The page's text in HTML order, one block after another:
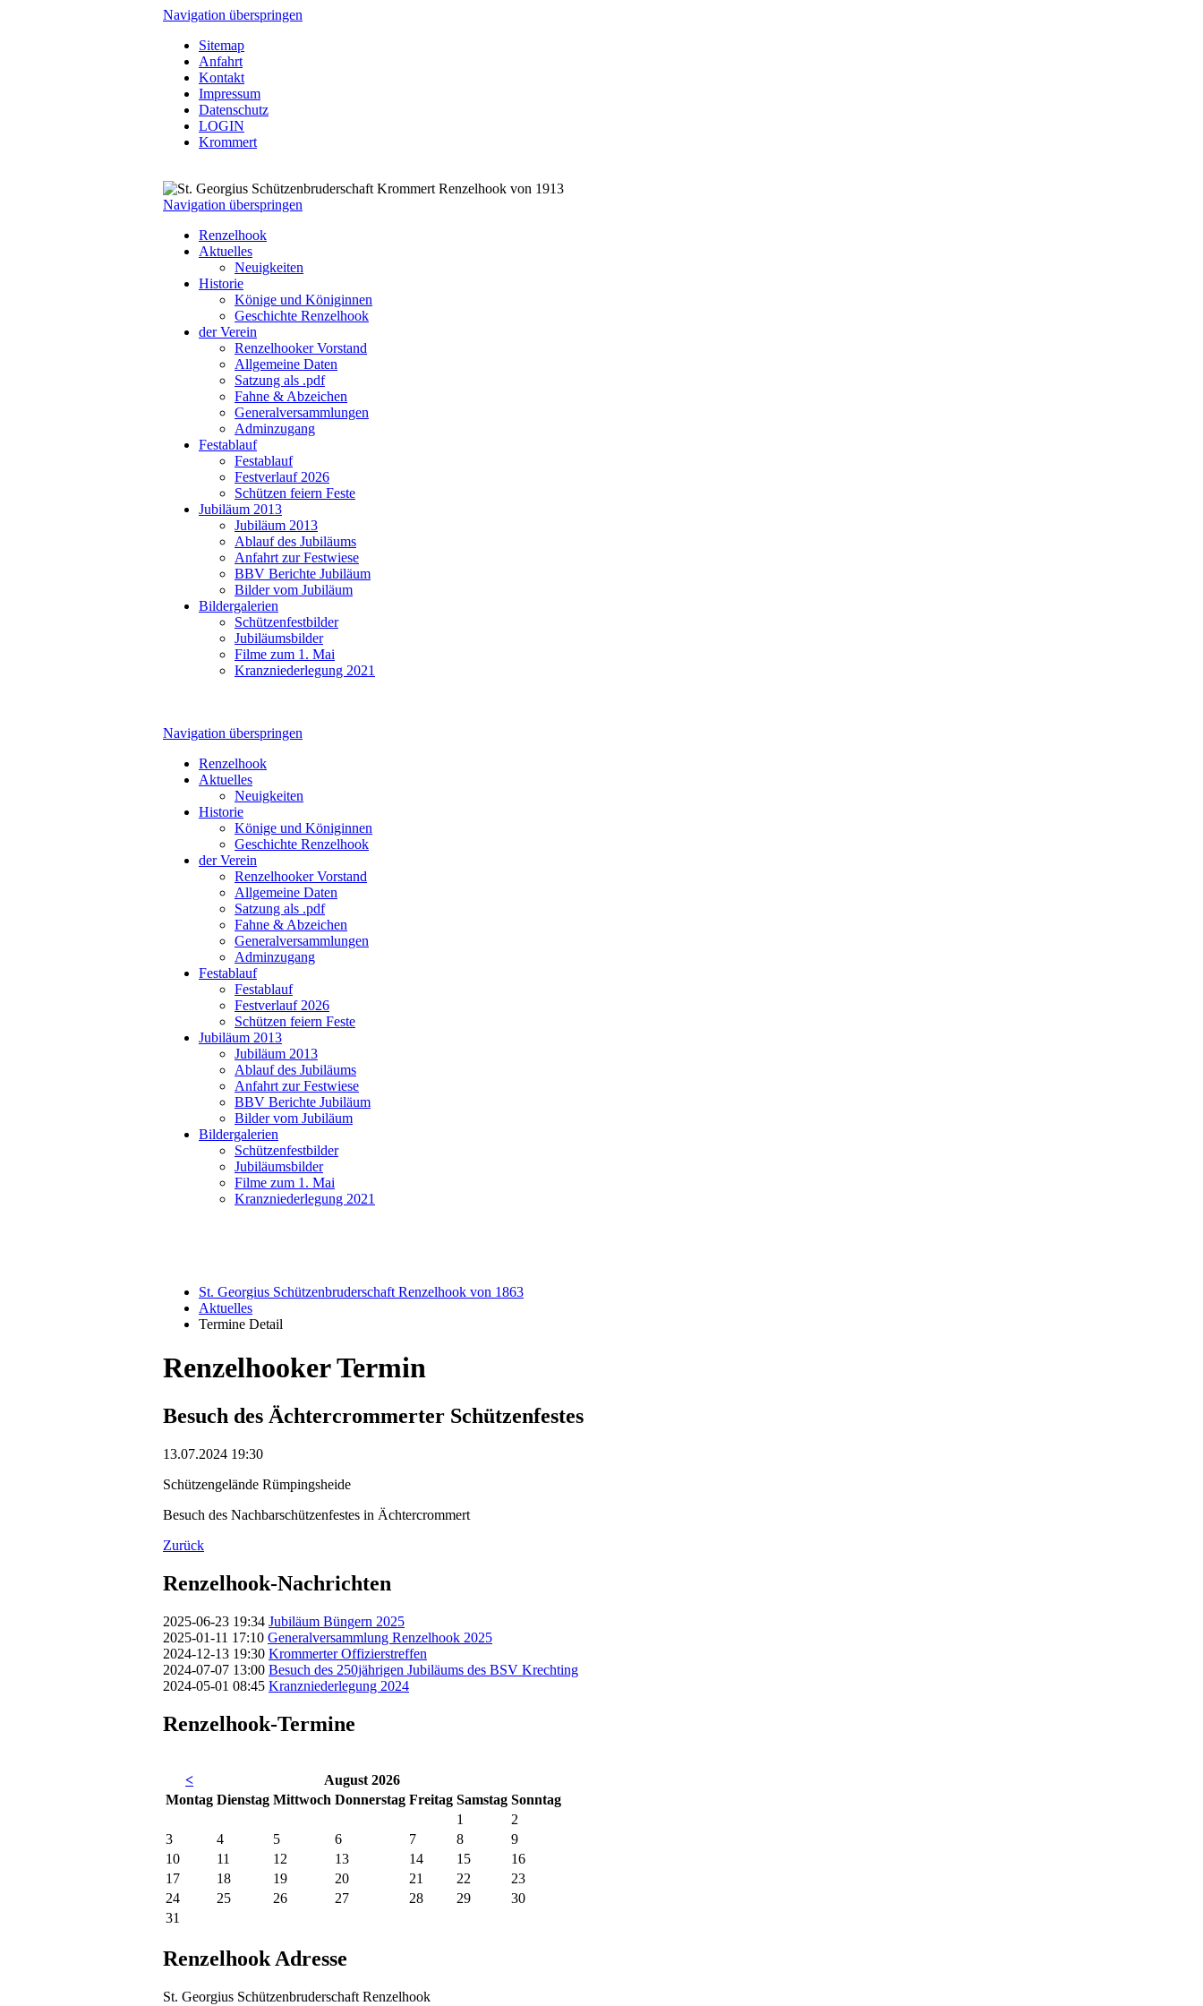
Navigation überspringen
Sitemap
Anfahrt
Kontakt
Impressum
Datenschutz
LOGIN
Krommert
Navigation überspringen
Renzelhook
Aktuelles
Neuigkeiten
Historie
Könige und Königinnen
Geschichte Renzelhook
der Verein
Renzelhooker Vorstand
Allgemeine Daten
Satzung als .pdf
Fahne & Abzeichen
Generalversammlungen
Adminzugang
Festablauf
Festablauf
Festverlauf 2026
Schützen feiern Feste
Jubiläum 2013
Jubiläum 2013
Ablauf des Jubiläums
Anfahrt zur Festwiese
BBV Berichte Jubiläum
Bilder vom Jubiläum
Bildergalerien
Schützenfestbilder
Jubiläumsbilder
Filme zum 1. Mai
Kranzniederlegung 2021
Navigation überspringen
Renzelhook
Aktuelles
Neuigkeiten
Historie
Könige und Königinnen
Geschichte Renzelhook
der Verein
Renzelhooker Vorstand
Allgemeine Daten
Satzung als .pdf
Fahne & Abzeichen
Generalversammlungen
Adminzugang
Festablauf
Festablauf
Festverlauf 2026
Schützen feiern Feste
Jubiläum 2013
Jubiläum 2013
Ablauf des Jubiläums
Anfahrt zur Festwiese
BBV Berichte Jubiläum
Bilder vom Jubiläum
Bildergalerien
Schützenfestbilder
Jubiläumsbilder
Filme zum 1. Mai
Kranzniederlegung 2021
St. Georgius Schützenbruderschaft Renzelhook von 1863
Aktuelles
Termine Detail
Renzelhooker Termin
Besuch des Ächtercrommerter Schützenfestes
13.07.2024 19:30
Schützengelände Rümpingsheide
Besuch des Nachbarschützenfestes in Ächtercrommert
Zurück
Renzelhook-Nachrichten
2025-06-23 19:34 Jubiläum Büngern 2025
2025-01-11 17:10 Generalversammlung Renzelhook 2025
2024-12-13 19:30 Krommerter Offizierstreffen
2024-07-07 13:00 Besuch des 250jährigen Jubiläums des BSV Krechting
2024-05-01 08:45 Kranzniederlegung 2024
Renzelhook-Termine
<
August 2026
Montag Dienstag Mittwoch Donnerstag Freitag Samstag Sonntag
1
2
3
4 5 6 7 8
9
10
11 12 13 14 15
16
17
18 19 20 21 22
23
24
25 26 27 28 29
30
31
Renzelhook Adresse
St. Georgius Schützenbruderschaft Renzelhook